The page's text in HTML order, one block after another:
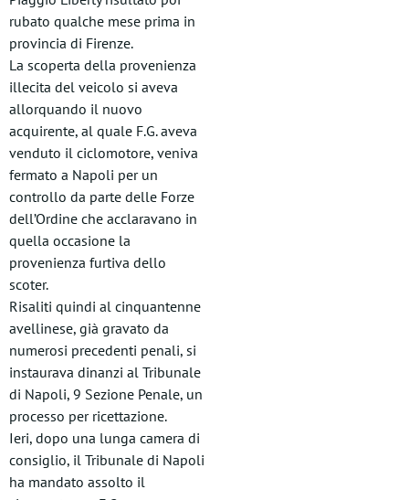
rubato qualche mese prima in
provincia di Firenze.
La scoperta della provenienza
illecita del veicolo si aveva
allorquando il nuovo
acquirente, al quale F.G. aveva
venduto il ciclomotore, veniva
fermato a Napoli per un
controllo da parte delle Forze
dell’Ordine che acclaravano in
quella occasione la
provenienza furtiva dello
scoter.
Risaliti quindi al cinquantenne
avellinese, già gravato da
numerosi precedenti penali, si
instaurava dinanzi al Tribunale
di Napoli, 9 Sezione Penale, un
processo per ricettazione.
Ieri, dopo una lunga camera di
consiglio, il Tribunale di Napoli
ha mandato assolto il